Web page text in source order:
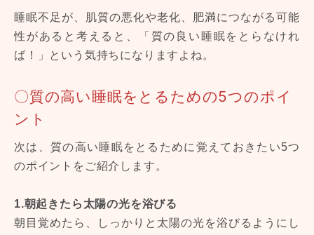
睡眠不足が、肌質の悪化や老化、肥満につながる可能
性があると考えると、「質の良い睡眠をとらなけれ
ば！」という気持ちになりますよね。
〇質の高い睡眠をとるための5つのポイ
ント
次は、質の高い睡眠をとるために覚えておきたい5つ
のポイントをご紹介します。
1.朝起きたら太陽の光を浴びる
朝目覚めたら、しっかりと太陽の光を浴びるようにし